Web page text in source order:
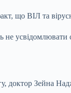
що ВІЛ та
усвідомлювати
Зейна